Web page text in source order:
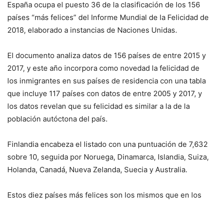
España ocupa el puesto 36 de la clasificación de los 156
países “más felices” del Informe Mundial de la Felicidad de
2018, elaborado a instancias de Naciones Unidas.
El documento analiza datos de 156 países de entre 2015 y
2017, y este año incorpora como novedad la felicidad de
los inmigrantes en sus países de residencia con una tabla
que incluye 117 países con datos de entre 2005 y 2017, y
los datos revelan que su felicidad es similar a la de la
población autóctona del país.
Finlandia encabeza el listado con una puntuación de 7,632
sobre 10, seguida por Noruega, Dinamarca, Islandia, Suiza,
Holanda, Canadá, Nueva Zelanda, Suecia y Australia.
Estos diez países más felices son los mismos que en los